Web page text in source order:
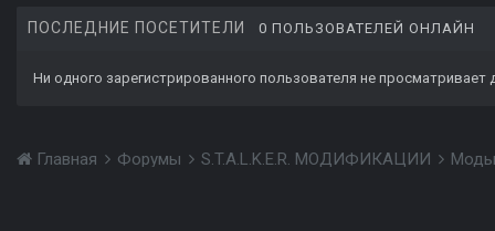
ПОСЛЕДНИЕ ПОСЕТИТЕЛИ 0 ПОЛЬЗОВАТЕЛЕЙ ОНЛАЙН
Ни одного зарегистрированного пользователя не просматривает
Главная Форумы S.T.A.L.K.E.R. МОДИФИКАЦИИ